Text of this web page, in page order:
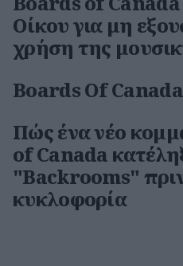
Οίκου για μη
χρήση της
Boards Of
Πώς ένα νέο
of Canada
"Backrooms"
κυκλοφορία